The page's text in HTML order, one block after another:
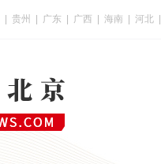
贵州 广东 广西 海南 河北